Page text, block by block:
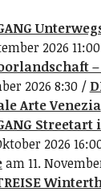
2026 11:00
–
2026 8:30
Arte Venezia
2026
am 11.